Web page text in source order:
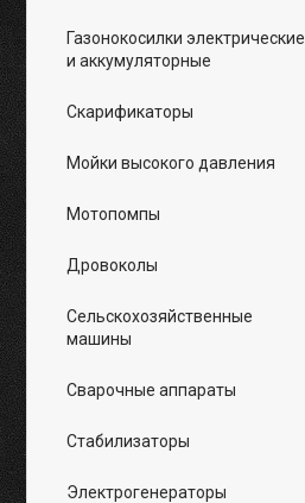
Газонокосилки электрические
и аккумуляторные
Скарификаторы
Мойки высокого давления
Мотопомпы
Дровоколы
Сельскохозяйственные
машины
Сварочные аппараты
Стабилизаторы
Электрогенераторы